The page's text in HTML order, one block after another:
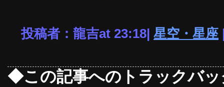
投稿者：龍吉at 23:18| 星空・星座
◆この記事へのトラックバッ